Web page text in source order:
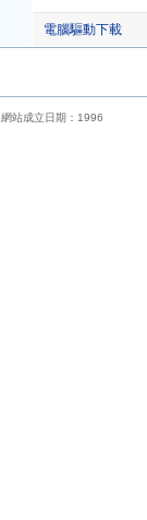
電腦驅動下載
網站成立日期：1996